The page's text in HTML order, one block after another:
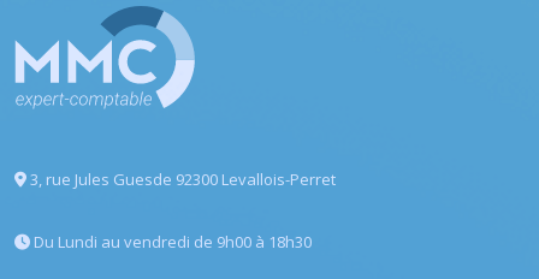
3, rue Jules Guesde 92300 Levallois-Perret
Du Lundi au vendredi de 9h00 à 18h30